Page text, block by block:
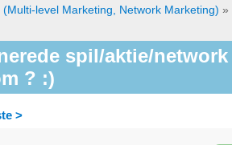
(Multi-level Marketing, Network Marketing) »
spil/aktie/network
? :)
>